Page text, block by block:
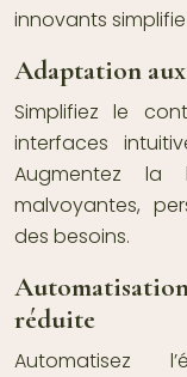
innovants
Adaptation
Simplifiez le
interfaces
Augmentez la
malvoyantes,
des besoins.
réduite
Automatisez